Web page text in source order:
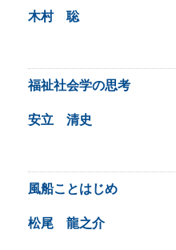
木村 聡
福祉社会学の思考
安立 清史
風船ことはじめ
松尾 龍之介